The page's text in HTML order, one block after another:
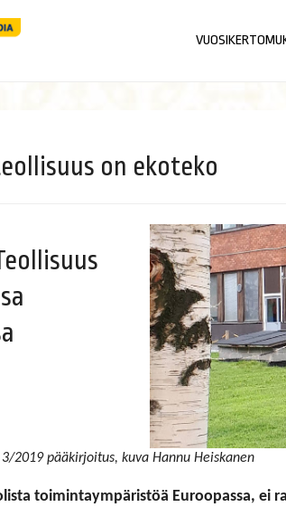
on ekoteko
2019 pääkirjoitus, kuva Hannu Heiskanen
toimintaympäristöä Euroopassa, ei